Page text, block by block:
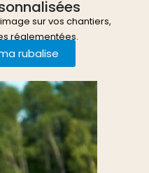
sur vos chantiers,
réglementées.
rubalise